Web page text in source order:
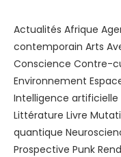
Actualités Afrique
contemporain Arts
Conscience Contre-
Environnement
Intelligence artificielle
Littérature Livre
quantique
Prospective Punk